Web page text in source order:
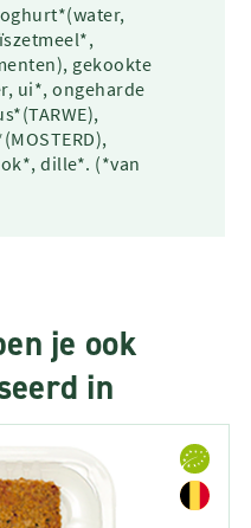
gekookte
ui*, ongeharde
dille*. (*van
je ook
in